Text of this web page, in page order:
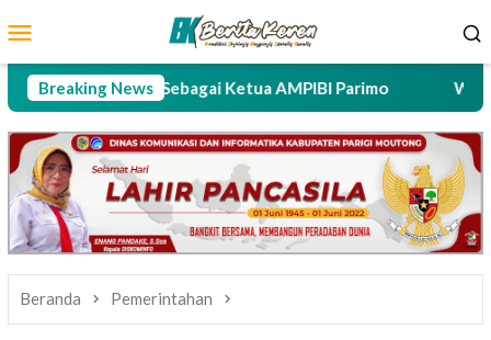
ke
Mobile
Breaking News
Terpilih Sebagai Ketua AMPIBI Parimo Wakil
Beranda Pemerintahan